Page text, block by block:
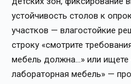
устойчивость столов к
участков — влагостойкие
строку «смотрите
мебель должна…» или
лабораторная мебель» —